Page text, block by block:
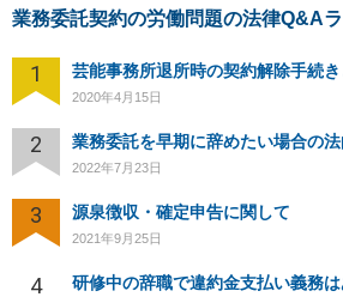
業務委託契約の労働問題の法律Q&A
1 芸能事務所退所時の契約解除手続
2020年4月15日
2 業務委託を早期に辞めたい場合の
2022年7月23日
3 源泉徴収・確定申告に関して
2021年9月25日
4 研修中の辞職で違約金支払い義務は